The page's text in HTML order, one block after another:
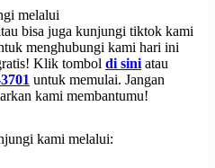
melalui
bisa juga kunjungi tiktok kami
menghubungi kami hari ini
Klik tombol di sini atau
untuk memulai. Jangan
kami membantumu!
kami melalui: